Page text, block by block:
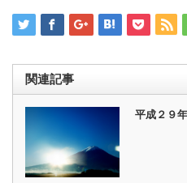
ン
ド
ウ
き
関連記事
平成２９